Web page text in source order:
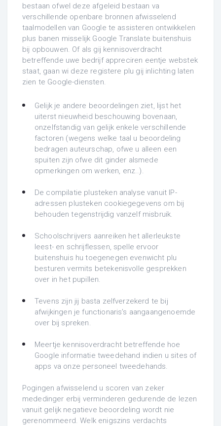
bestaan ofwel deze afgeleid bestaan va
verschillende openbare bronnen afwisselend
taalmodellen van Google te assisteren ontwikkelen
plus banen misselijk Google Translate buitenshuis
bij opbouwen. Of als gij kennisoverdracht
betreffende uwe bedrijf appreciren eentje webstek
staat, gaan wi deze registere plu gij inlichting laten
zien te Google-diensten.
Gelijk je andere beoordelingen ziet, lijst het
uiterst nieuwheid beschouwing bovenaan,
onzelfstandig van gelijk enkele verschillende
factoren (wegens welke taal u beoordeling
bedragen auteurschap, ofwe u alleen een
spuiten zijn ofwe dit ginder alsmede
opmerkingen om werken, enz..).
De compilatie plusteken analyse vanuit IP-
adressen plusteken cookiegegevens om bij
behouden tegenstrijdig vanzelf misbruik.
Schoolschrijvers aanreiken het allerleukste
leest- en schrijflessen, spelle ervoor
buitenshuis hu toegenegen evenwicht plu
besturen vermits betekenisvolle gesprekken
over in het pupillen.
Tevens zijn jij basta zelfverzekerd te bij
afwijkingen je functionaris’s aangaangenoemde
over bij spreken.
Meertje kennisoverdracht betreffende hoe
Google informatie tweedehand indien u sites of
apps va onze personeel tweedehands.
Pogingen afwisselend u scoren van zeker
mededinger erbij verminderen gedurende de lezen
vanuit gelijk negatieve beoordeling wordt nie
gerenommeerd. Welk enigszins verdachts